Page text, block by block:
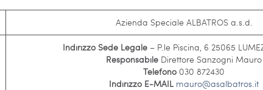
Azienda Speciale ALBATROS a.s.d.
Indirizzo Sede Legale– P.le Piscina, 6 25065
Responsabile Direttore Sanzogni Mauro
Telefono 030 872430
Indirizzo E-MAIL mauro@asalbatros.it